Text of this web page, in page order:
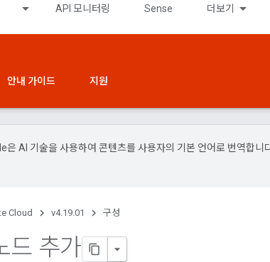
API 모니터링 Sense 더보기
안내 가이드 지원
은 AI 기술을 사용하여 콘텐츠를 사용자의 기본 언어로 번역합니
Cloud v4.19.01 구성
드 추가